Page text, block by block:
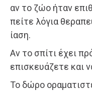
αν το ζώο ήταν
πείτε λόγια
ίαση.
Αν το σπίτι έχει
επισκευάζετε και
Το δώρο